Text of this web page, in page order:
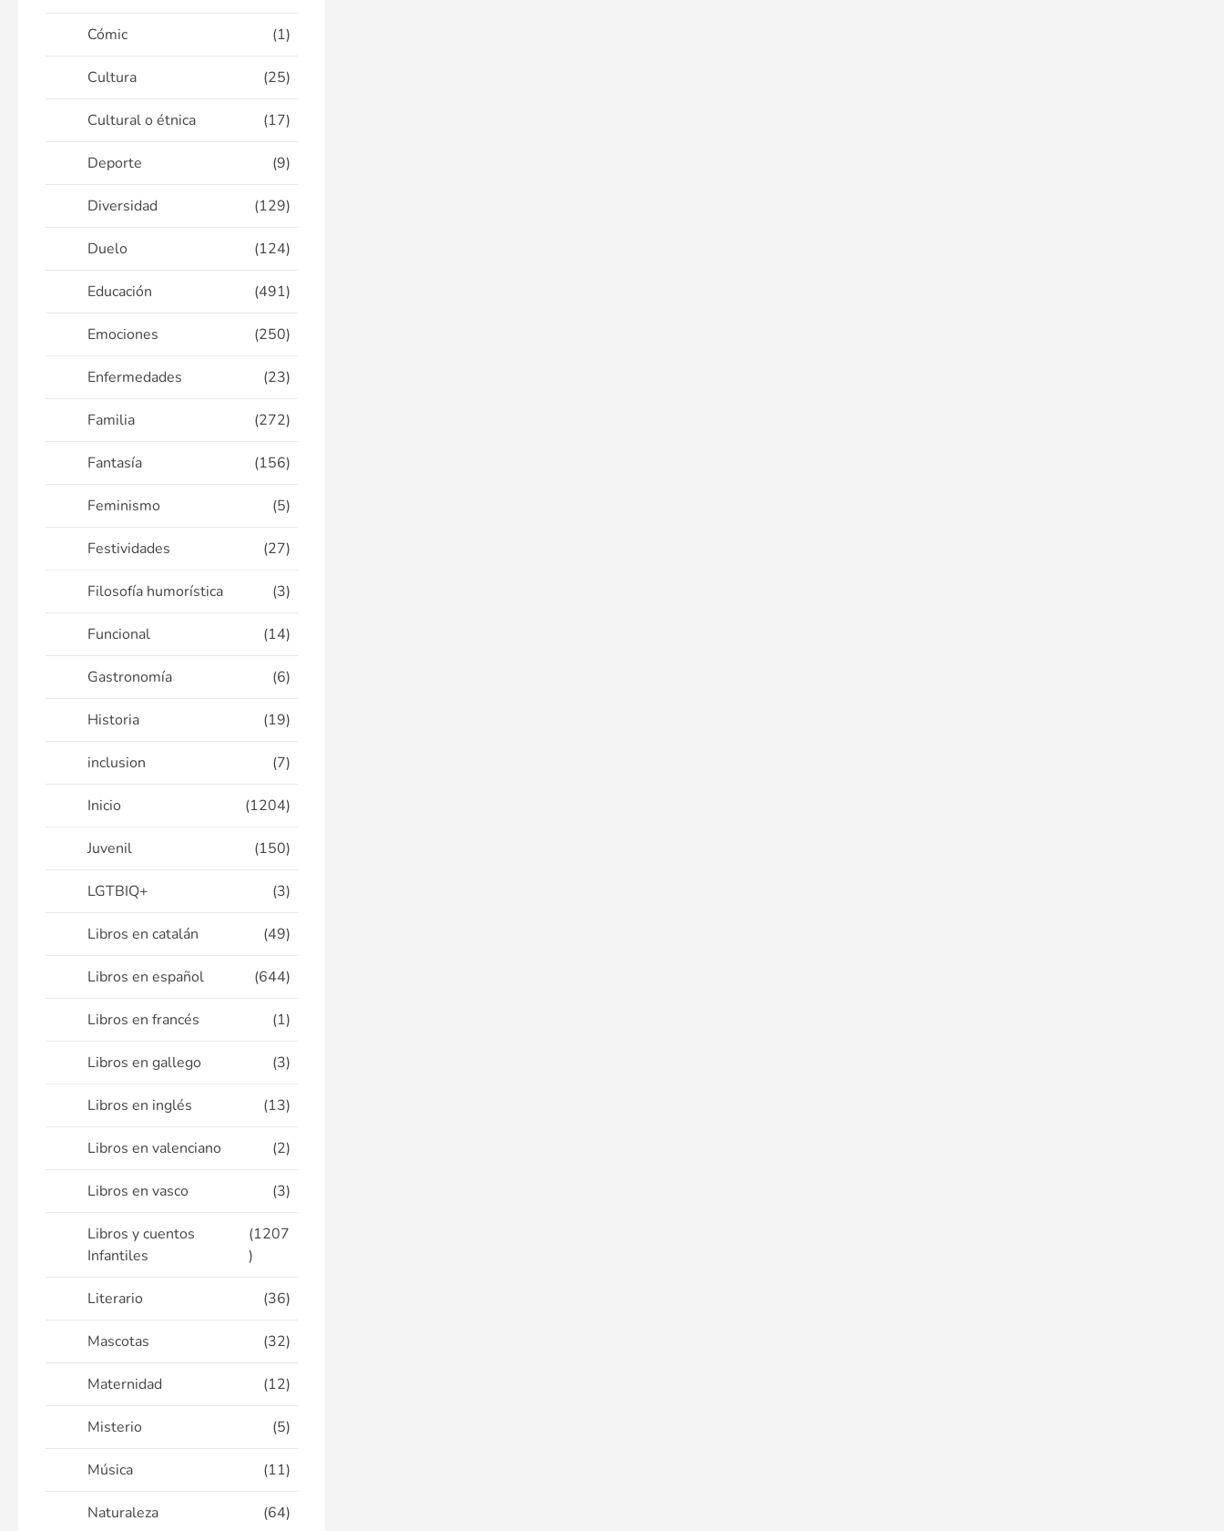
Cómic (1)
Cultura (25)
Cultural o étnica (17)
Deporte (9)
Diversidad (129)
Duelo (124)
Educación (491)
Emociones (250)
Enfermedades (23)
Familia (272)
Fantasía (156)
Feminismo (5)
Festividades (27)
Filosofía humorística (3)
Funcional (14)
Gastronomía (6)
Historia (19)
inclusion (7)
Inicio (1204)
Juvenil (150)
LGTBIQ+ (3)
Libros en catalán (49)
Libros en español (644)
Libros en francés (1)
Libros en gallego (3)
Libros en inglés (13)
Libros en valenciano (2)
Libros en vasco (3)
Libros y cuentos
Infantiles
(1207
)
Literario (36)
Mascotas (32)
Maternidad (12)
Misterio (5)
Música (11)
Naturaleza (64)